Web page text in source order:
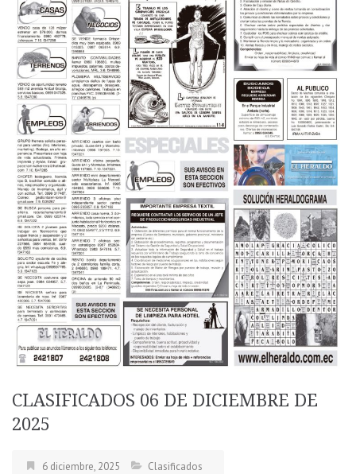
CLASIFICADOS 06 DE DICIEMBRE DE
2025
6 diciembre, 2025 Clasificados